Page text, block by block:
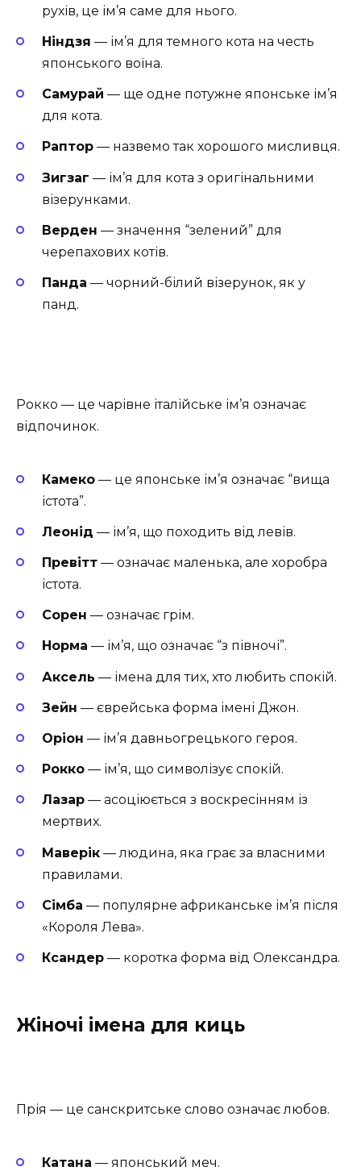
рухів, це ім’я саме для нього.
Ніндзя — ім’я для темного кота на честь
японського воїна.
Самурай — ще одне потужне японське ім’я
для кота.
Раптор — назвемо так хорошого мисливця.
Зигзаг — ім’я для кота з оригінальними
візерунками.
Верден — значення “зелений” для
черепахових котів.
Панда — чорний-білий візерунок, як у
панд.
Рокко — це чарівне італійське ім’я означає
відпочинок.
Камеко — це японське ім’я означає “вища
істота”.
Леонід — ім’я, що походить від левів.
Превітт — означає маленька, але хоробра
істота.
Сорен — означає грім.
Норма — ім’я, що означає “з півночі”.
Аксель — імена для тих, хто любить спокій.
Зейн — єврейська форма імені Джон.
Оріон — ім’я давньогрецького героя.
Рокко — ім’я, що символізує спокій.
Лазар — асоціюється з воскресінням із
мертвих.
Маверік — людина, яка грає за власними
правилами.
Сімба — популярне африканське ім’я після
«Короля Лева».
Ксандер — коротка форма від Олександра.
Жіночі імена для киць
Прія — це санскритське слово означає любов.
Катана — японський меч.